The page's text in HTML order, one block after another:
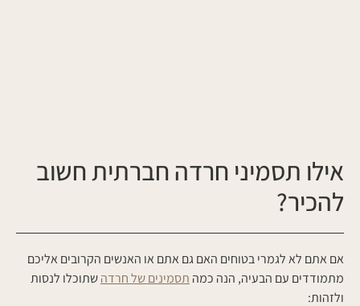
אילו תסמיני חרדה חברתית חשוב
להכיר?
אם אתם לא לגמרי בטוחים האם גם אתם או האנשים הקרובים אליכם
מתמודדים עם הבעיה, הנה כמה תסמינים של חרדהשתוכלו לנסות
ולזהות: